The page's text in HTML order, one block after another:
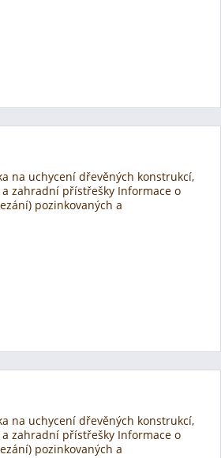
na uchycení dřevěných konstrukcí,
zahradní přístřešky Informace o
pozinkovaných a
na uchycení dřevěných konstrukcí,
zahradní přístřešky Informace o
pozinkovaných a